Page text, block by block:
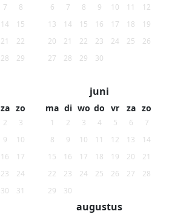
7
8
14
15
21
22
28
29
6
7 8 9 10 11
12
13
14 15 16 17 18
19
20
21 22 23 24 25
26
27
28 29 30
za zo
2
3
9
10
16
17
23
24
30 31
juni
ma di wo do vr za zo
1 2 3 4 5 6
7
8
9 10 11 12 13
14
15
16 17 18 19 20
21
22
23 24 25 26 27
28
29
30
augustus